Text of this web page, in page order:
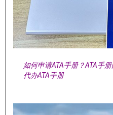
如何申请ATA手册？ATA手
代办ATA手册